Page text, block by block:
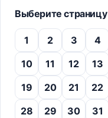
Выберите страницу
1 2 3 4
10
11 12 13
19
20 21 22
28
29 30 31